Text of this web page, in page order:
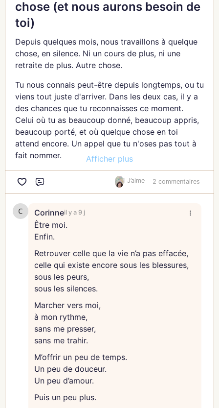
chose (et nous aurons besoin de
toi)
Depuis quelques mois, nous travaillons à quelque
chose, en silence. Ni un cours de plus, ni une
retraite de plus. Autre chose.
Tu nous connais peut-être depuis longtemps, ou tu
viens tout juste d'arriver. Dans les deux cas, il y a
des chances que tu reconnaisses ce moment.
Celui où tu as beaucoup donné, beaucoup appris,
beaucoup porté, et où quelque chose en toi
attend encore. Un appel que tu n'oses pas tout à
fait nommer.
C'est pour ce moment-là que nous construisons
cet accompagnement. À deux voix. Le meilleur de
raté, en vingt ans de chemin.
Nous n'avons pas de nom à te donner aujourd'hui,
ni de date, ni de porte à ouvrir. Juste une
intention, et l'envie de bien faire les choses.
Et avant d'aller plus loin, nous allons avoir besoin
de toi. Nous t'en reparlons très vite.
En attendant, une question, rien que pour toi :
qu'est-ce qui, chez toi, attend encore d'être vécu
Afficher plus
1 J’aime 2 commentaires
Corinneil y a 9 j
Être moi.
Enfin.
Retrouver celle que la vie n’a pas effacée,
celle qui existe encore sous les blessures,
sous les peurs,
sous les silences.
Marcher vers moi,
à mon rythme,
sans me presser,
sans me trahir.
M’offrir un peu de temps.
Un peu de douceur.
Un peu d’amour.
Puis un peu plus.